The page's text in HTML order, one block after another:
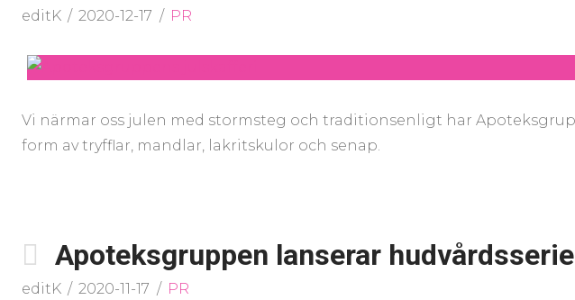
editK 2020-12-17 PR
Vi närmar oss julen med stormsteg och traditionsenligt har
form av tryfflar, mandlar, lakritskulor och senap.
Apoteksgruppen lanserar
editK 2020-11-17 PR